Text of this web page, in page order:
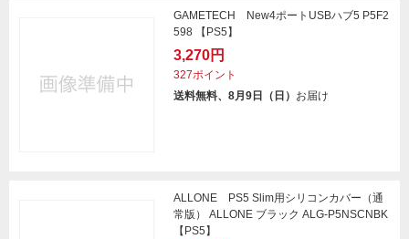
GAMETECH New4ポートUSBハブ5 P5F2
598 【PS5】
3,270円
327ポイント
送料無料、8月9日（日） お届け
ALLONE PS5 Slim用シリコンカバー（通
常版） ALLONE ブラック ALG-P5NSCNBK
【PS5】